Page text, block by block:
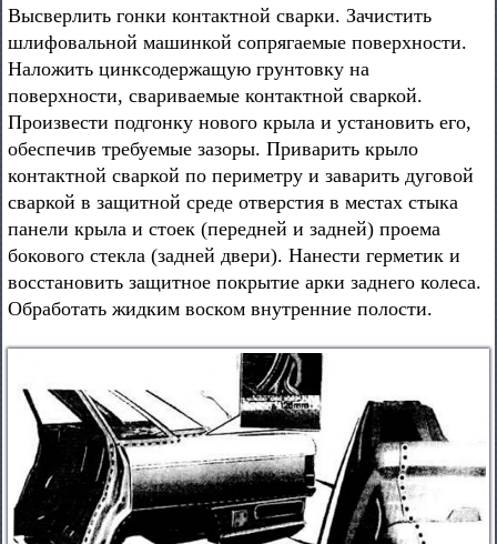
Высверлить гонки контактной сварки. Зачистить
шлифовальной машинкой сопрягаемые поверхности.
Наложить цинксодержащую грунтовку на
поверхности, свариваемые контактной сваркой.
Произвести подгонку нового крыла и установить его,
обеспечив требуемые зазоры. Приварить крыло
контактной сваркой по периметру и заварить дуговой
сваркой в защитной среде отверстия в местах стыка
панели крыла и стоек (передней и задней) проема
бокового стекла (задней двери). Нанести герметик и
восстановить защитное покрытие арки заднего колеса.
Обработать жидким воском внутренние полости.